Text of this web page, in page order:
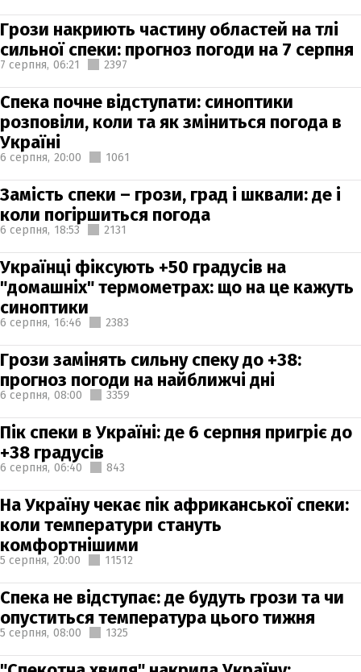
Грози накриють частину областей на тлі
сильної спеки: прогноз погоди на 7 серпня
7 серпня, 06:21 2397
Спека почне відступати: синоптики
розповіли, коли та як зміниться погода в
Україні
6 серпня, 20:00 1061
Замість спеки – грози, град і шквали: де і
коли погіршиться погода
6 серпня, 18:53 2131
Українці фіксують +50 градусів на
"домашніх" термометрах: що на це кажуть
синоптики
6 серпня, 16:46 2383
Грози замінять сильну спеку до +38:
прогноз погоди на найближчі дні
6 серпня, 08:00 3359
Пік спеки в Україні: де 6 серпня пригріє до
+38 градусів
6 серпня, 06:40 843
На Україну чекає пік африканської спеки:
коли температури стануть
комфортнішими
5 серпня, 20:00 11512
Спека не відступає: де будуть грози та чи
опуститься температура цього тижня
5 серпня, 08:00 1325